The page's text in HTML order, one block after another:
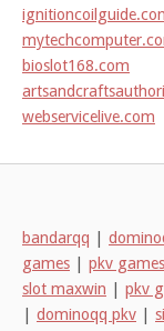
bioslot168.com
webservicelive.com
bandarqq |
games | pkv games
slot maxwin | pkv
| dominoqq pkv |